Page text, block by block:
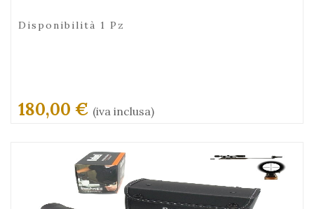
Disponibilità 1 Pz
180,00 € (iva inclusa)